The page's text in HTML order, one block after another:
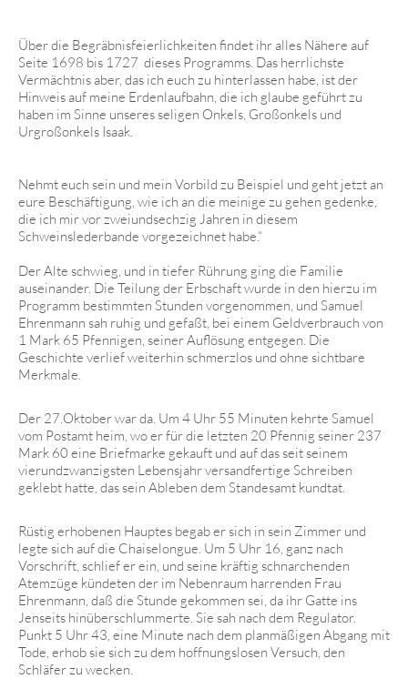
Über die Begräbnisfeierlichkeiten findet ihr alles Nähere auf
Seite 1698 bis 1727 dieses Programms. Das herrlichste
Vermächtnis aber, das ich euch zu hinterlassen habe, ist der
Hinweis auf meine Erdenlaufbahn, die ich glaube geführt zu
haben im Sinne unseres seligen Onkels, Großonkels und
Urgroßonkels Isaak.
Nehmt euch sein und mein Vorbild zu Beispiel und geht jetzt an
eure Beschäftigung, wie ich an die meinige zu gehen gedenke,
die ich mir vor zweiundsechzig Jahren in diesem
Schweinslederbande vorgezeichnet habe.“
Der Alte schwieg, und in tiefer Rührung ging die Familie
auseinander. Die Teilung der Erbschaft wurde in den hierzu im
Programm bestimmten Stunden vorgenommen, und Samuel
Ehrenmann sah ruhig und gefaßt, bei einem Geldverbrauch von
1 Mark 65 Pfennigen, seiner Auflösung entgegen. Die
Geschichte verlief weiterhin schmerzlos und ohne sichtbare
Merkmale.
Der 27.Oktober war da. Um 4 Uhr 55 Minuten kehrte Samuel
vom Postamt heim, wo er für die letzten 20 Pfennig seiner 237
Mark 60 eine Briefmarke gekauft und auf das seit seinem
vierundzwanzigsten Lebensjahr versandfertige Schreiben
geklebt hatte, das sein Ableben dem Standesamt kundtat.
Rüstig erhobenen Hauptes begab er sich in sein Zimmer und
legte sich auf die Chaiselongue. Um 5 Uhr 16, ganz nach
Vorschrift, schlief er ein, und seine kräftig schnarchenden
Atemzüge kündeten der im Nebenraum harrenden Frau
Ehrenmann, daß die Stunde gekommen sei, da ihr Gatte ins
Jenseits hinüberschlummerte. Sie sah nach dem Regulator.
Punkt 5 Uhr 43, eine Minute nach dem planmäßigen Abgang mit
Tode, erhob sie sich zu dem hoffnungslosen Versuch, den
Schläfer zu wecken.